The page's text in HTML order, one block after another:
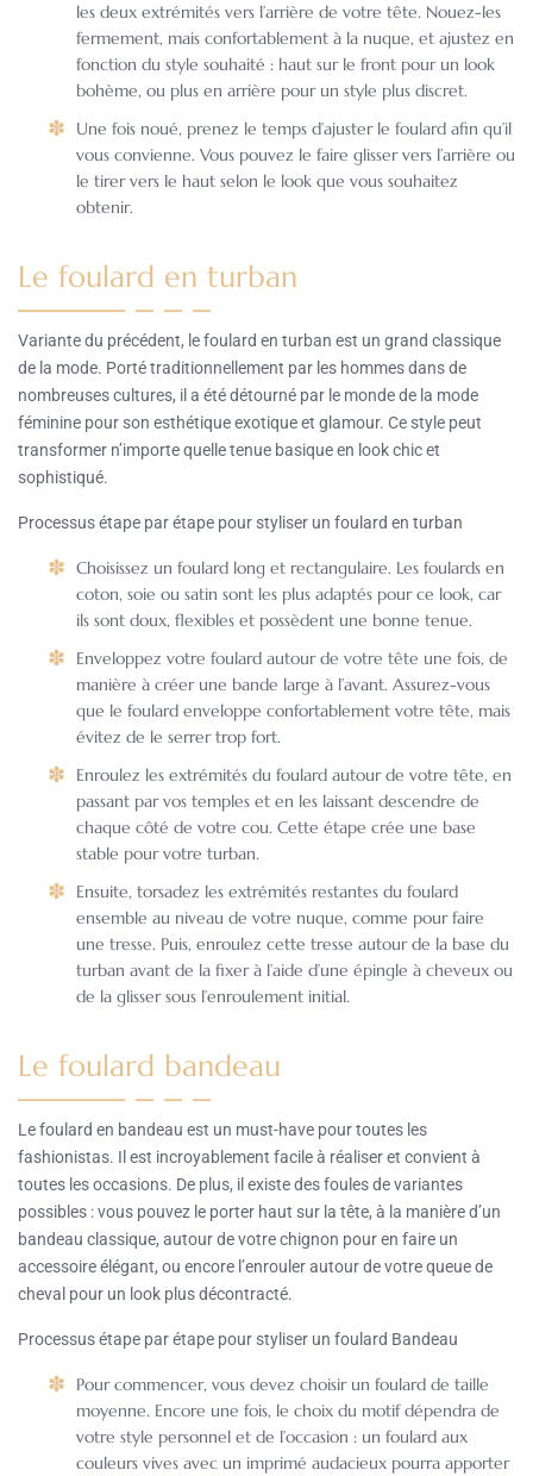
les deux extrémités vers l’arrière de votre tête. Nouez-les
fermement, mais confortablement à la nuque, et ajustez en
fonction du style souhaité : haut sur le front pour un look
bohème, ou plus en arrière pour un style plus discret.
Une fois noué, prenez le temps d’ajuster le foulard afin qu’il
vous convienne. Vous pouvez le faire glisser vers l’arrière ou
le tirer vers le haut selon le look que vous souhaitez
obtenir.
Le foulard en turban
Variante du précédent, le foulard en turban est un grand classique
de la mode. Porté traditionnellement par les hommes dans de
nombreuses cultures, il a été détourné par le monde de la mode
féminine pour son esthétique exotique et glamour. Ce style peut
transformer n’importe quelle tenue basique en look chic et
sophistiqué.
Processus étape par étape pour styliser un foulard en turban
Choisissez un foulard long et rectangulaire. Les foulards en
coton, soie ou satin sont les plus adaptés pour ce look, car
ils sont doux, flexibles et possèdent une bonne tenue.
Enveloppez votre foulard autour de votre tête une fois, de
manière à créer une bande large à l’avant. Assurez-vous
que le foulard enveloppe confortablement votre tête, mais
évitez de le serrer trop fort.
Enroulez les extrémités du foulard autour de votre tête, en
passant par vos temples et en les laissant descendre de
chaque côté de votre cou. Cette étape crée une base
stable pour votre turban.
Ensuite, torsadez les extrémités restantes du foulard
ensemble au niveau de votre nuque, comme pour faire
une tresse. Puis, enroulez cette tresse autour de la base du
turban avant de la fixer à l’aide d’une épingle à cheveux ou
de la glisser sous l’enroulement initial.
Le foulard bandeau
Le foulard en bandeau est un must-have pour toutes les
fashionistas. Il est incroyablement facile à réaliser et convient à
toutes les occasions. De plus, il existe des foules de variantes
possibles : vous pouvez le porter haut sur la tête, à la manière d’un
bandeau classique, autour de votre chignon pour en faire un
accessoire élégant, ou encore l’enrouler autour de votre queue de
cheval pour un look plus décontracté.
Processus étape par étape pour styliser un foulard Bandeau
Pour commencer, vous devez choisir un foulard de taille
moyenne. Encore une fois, le choix du motif dépendra de
votre style personnel et de l’occasion : un foulard aux
couleurs vives avec un imprimé audacieux pourra apporter